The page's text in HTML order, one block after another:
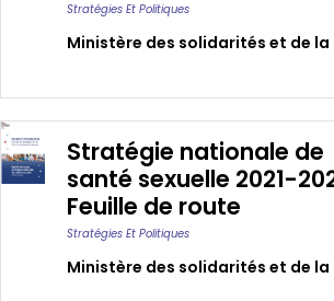
Stratégies Et Politiques
Ministère des solidarités et de la
Stratégie nationale de
santé sexuelle 2021-
Feuille de route
Stratégies Et Politiques
Ministère des solidarités et de la